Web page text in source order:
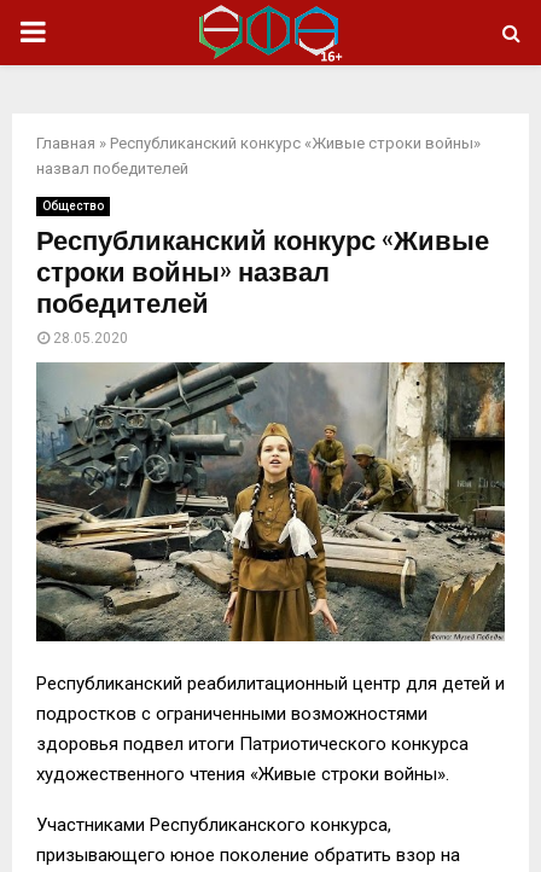
ОСНОВНОЕ
Главная » Республиканский конкурс «Живые строки войны»
назвал победителей
Общество
Республиканский конкурс «Живые
строки войны» назвал
победителей
28.05.2020
Республиканский реабилитационный центр для детей и
подростков с ограниченными возможностями
здоровья подвел итоги Патриотического конкурса
художественного чтения «Живые строки войны».
Участниками Республиканского конкурса,
призывающего юное поколение обратить взор на